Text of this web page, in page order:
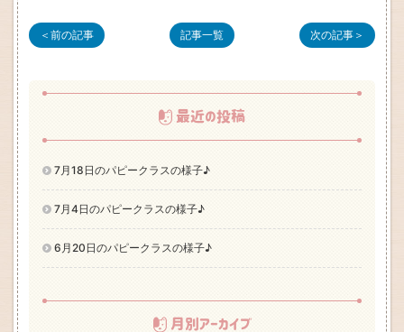
＜前の記事 記事一覧 次の記事＞
最近の投稿
7月18日のパピークラスの様子♪
7月4日のパピークラスの様子♪
6月20日のパピークラスの様子♪
月別アーカイブ